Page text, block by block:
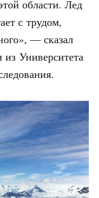
области. Лед
с трудом,
— сказал
Университета